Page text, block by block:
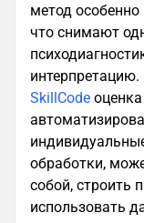
метод
что снимают
SkillCode
обработки,
собой, строить
использовать